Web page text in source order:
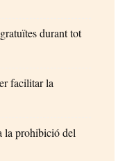
durant tot
facilitar la
la prohibició del